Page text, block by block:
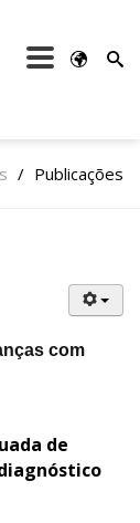
/ Publicações
com
de